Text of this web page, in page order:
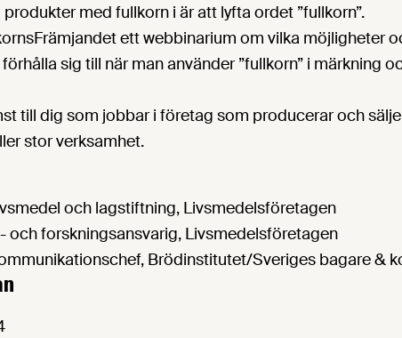
med fullkorn i är att lyfta ordet ”fullkorn”.
ett webbinarium om vilka möjligheter
sig till när man använder ”fullkorn” i märkning
till dig som jobbar i företag som producerar och
stor verksamhet.
och lagstiftning, Livsmedelsföretagen
och forskningsansvarig, Livsmedelsföretagen
Brödinstitutet/Sveriges bagare &